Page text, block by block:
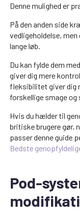
Denne mulighed er
På den anden side
vedligeholdelse,
lange løb.
Du kan fylde dem
giver dig mere
fleksibilitet giver dig
forskellige smage og
Hvis du hælder til
britiske brugere gør,
passer denne guide
Bedste
Pod-